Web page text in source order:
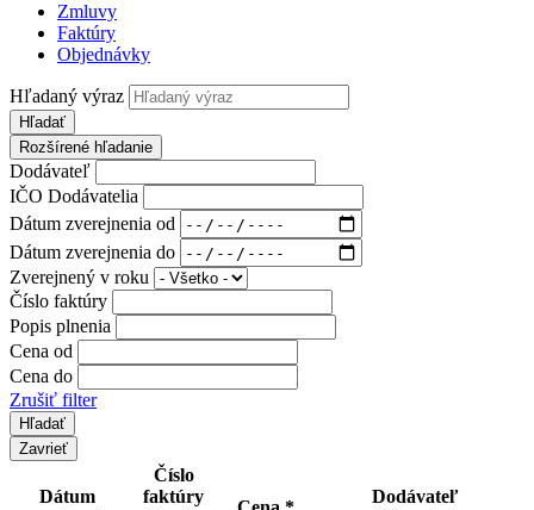
Zmluvy
Faktúry
Objednávky
Hľadaný výraz
Hľadať
Rozšírené hľadanie
Dodávateľ
IČO Dodávatelia
Dátum zverejnenia od
Dátum zverejnenia do
Zverejnený v roku
Číslo faktúry
Popis plnenia
Cena od
Cena do
Zrušiť filter
Zavrieť
Dátum
Číslo
faktúry
Dodávateľ